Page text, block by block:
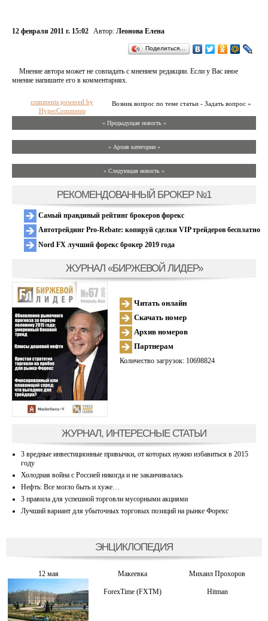
12 февраля 2011 г. 15:02 Автор: Леонова Елена
Поделиться…
Мнение автора может не совпадать с мнением редакции. Если у Вас иное
мнение напишите его в комментариях.
Возник вопрос по теме статьи - Задать вопрос »
comments powered by
HyperComments
« Предыдущая новость «
» Архив категории «
» Следующая новость »
РЕКОМЕНДОВАННЫЙ БРОКЕР №1
Самый правдивый рейтинг брокеров форекс
Автотрейдинг Pro-Rebate: копируй сделки VIP трейдеров бесплатно
Nord FX лучший форекс брокер 2019 года
ЖУРНАЛ «БИРЖЕВОЙ ЛИДЕР»
Читать онлайн
Скачать номер
Архив номеров
Партнерам
Количество загрузок: 10698824
ЖУРНАЛ, ИНТЕРЕСНЫЕ СТАТЬИ
3 вредные инвестиционные привычки, от которых нужно избавиться в 2015
году
Холодная война с Россией никогда и не заканчивалась
Нефть: Все могло быть и хуже…
3 правила для успешной торговли мусорными акциями
Лучший вариант для убыточных торговых позиций на рынке Форекс
ЭНЦИКЛОПЕДИЯ
12 мая Макеевка Михаил Прохоров
ForexTime (FXTM) Hitman